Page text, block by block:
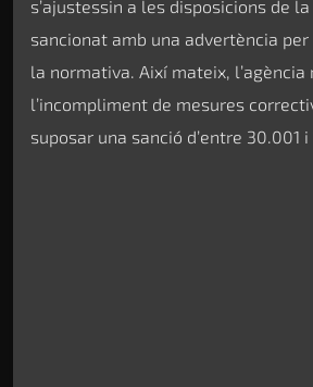
s’ajustessin a les disposicions de la
sancionat amb una advertència
la normativa. Així mateix, l’agència
l’incompliment de mesures
suposar una sanció d’entre 30.001